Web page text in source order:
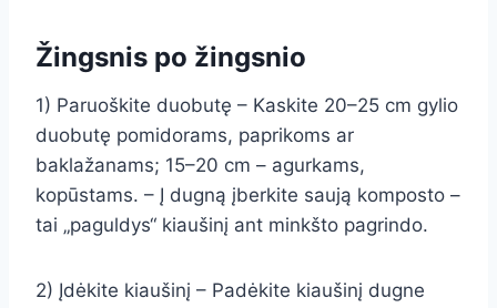
Žingsnis po žingsnio
1) Paruoškite duobutę – Kaskite 20–25 cm gylio
duobutę pomidorams, paprikoms ar
baklažanams; 15–20 cm – agurkams,
kopūstams. – Į dugną įberkite saują komposto –
tai „paguldys“ kiaušinį ant minkšto pagrindo.
2) Įdėkite kiaušinį – Padėkite kiaušinį dugne